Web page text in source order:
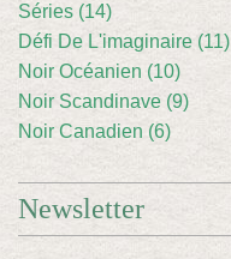
Séries (14)
Défi De L'imaginaire (11)
Noir Océanien (10)
Noir Scandinave (9)
Noir Canadien (6)
Newsletter